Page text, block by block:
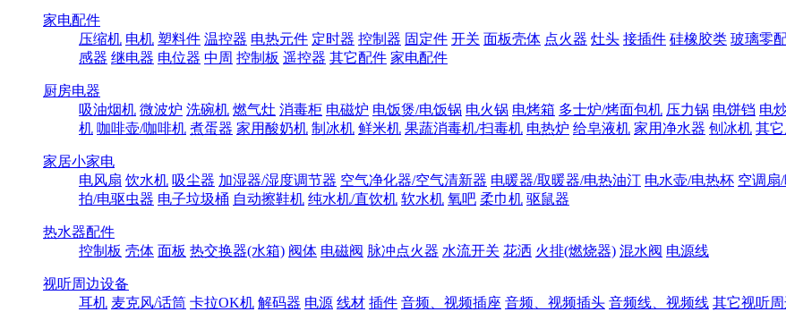
家电配件
压缩机 电机 塑料件 温控器 电热元件 定时器 控制器 固定件 开关 面板壳体 点火器 灶头 接插件 硅橡胶类 玻璃零
感器 继电器 电位器 中周 控制板 遥控器 其它配件 家电配件
厨房电器
吸油烟机 微波炉 洗碗机 燃气灶 消毒柜 电磁炉 电饭煲/电饭锅 电火锅 电烤箱 多士炉/烤面包机 压力锅 电饼铛 电
机 咖啡壶/咖啡机 煮蛋器 家用酸奶机 制冰机 鲜米机 果蔬消毒机/扫毒机 电热炉 给皂液机 家用净水器 刨冰机 其
家居小家电
电风扇 饮水机 吸尘器 加湿器/湿度调节器 空气净化器/空气清新器 电暖器/取暖器/电热油汀 电水壶/电热杯 空调扇
拍/电驱虫器 电子垃圾桶 自动擦鞋机 纯水机/直饮机 软水机 氧吧 柔巾机 驱鼠器
热水器配件
控制板 壳体 面板 热交换器(水箱) 阀体 电磁阀 脉冲点火器 水流开关 花洒 火排(燃烧器) 混水阀 电源线
视听周边设备
耳机 麦克风/话筒 卡拉OK机 解码器 电源 线材 插件 音频、视频插座 音频、视频插头 音频线、视频线 其它视听